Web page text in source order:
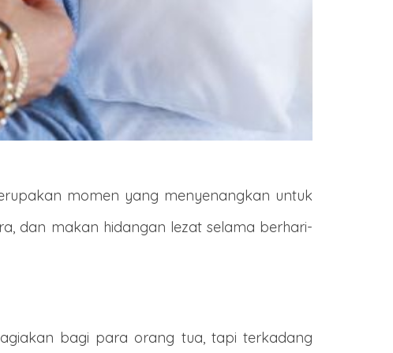
momen yang menyenangkan untuk
dan makan hidangan lezat selama berhari-
bagi para orang tua, tapi terkadang